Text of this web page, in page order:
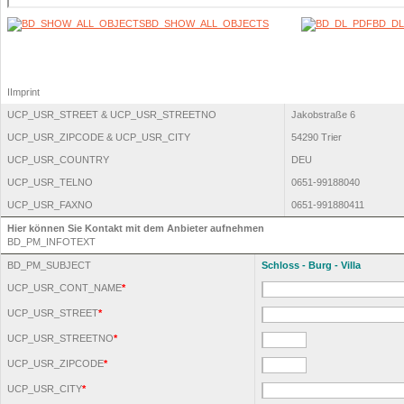
BD_SHOW_ALL_OBJECTS
IImprint
UCP_USR_STREET & UCP_USR_STREETNO Jakobstraße 6
UCP_USR_ZIPCODE & UCP_USR_CITY 54290 Trier
UCP_USR_COUNTRY DEU
UCP_USR_TELNO 0651-99188040
UCP_USR_FAXNO 0651-991880411
Hier können Sie Kontakt mit dem Anbieter aufnehmen
BD_PM_INFOTEXT
BD_PM_SUBJECT Schloss - Burg - Villa
UCP_USR_CONT_NAME*
UCP_USR_STREET*
UCP_USR_STREETNO*
UCP_USR_ZIPCODE*
UCP_USR_CITY*